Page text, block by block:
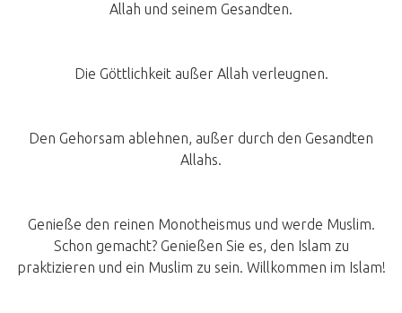
Allah und seinem Gesandten.
Die Göttlichkeit außer Allah verleugnen.
Den Gehorsam ablehnen, außer durch den Gesandten
Allahs.
Genieße den reinen Monotheismus und werde Muslim.
Schon gemacht? Genießen Sie es, den Islam zu
praktizieren und ein Muslim zu sein. Willkommen im Islam!